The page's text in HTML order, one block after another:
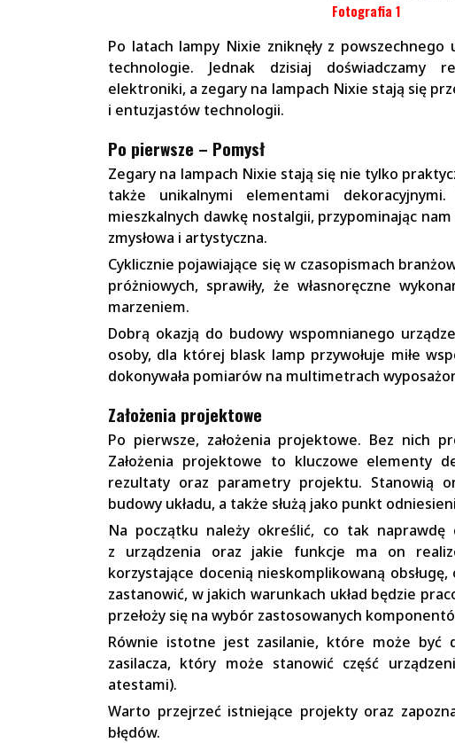
Fotografia 1
Po latach lampy Nixie zniknęły z
technologie. Jednak dzisiaj doświadczamy
elektroniki, a zegary na lampach Nixie stają się
i entuzjastów technologii.
Po pierwsze – Pomysł
Zegary na lampach Nixie stają się nie tylko
także unikalnymi elementami
mieszkalnych dawkę nostalgii, przypominając
zmysłowa i artystyczna.
Cyklicznie pojawiające się w czasopismach
próżniowych, sprawiły, że własnoręczne
marzeniem.
Dobrą okazją do budowy wspomnianego
osoby, dla której blask lamp przywołuje miłe
dokonywała pomiarów na multimetrach
Założenia projektowe
Po pierwsze, założenia projektowe. Bez nich
Założenia projektowe to kluczowe elementy
rezultaty oraz parametry projektu. Stanowią
budowy układu, a także służą jako punkt
Na początku należy określić, co tak naprawdę
z urządzenia oraz jakie funkcje ma on
korzystające docenią nieskomplikowaną
zastanowić, w jakich warunkach układ będzie
przełoży się na wybór zastosowanych
Równie istotne jest zasilanie, które może być
zasilacza, który może stanowić część
atestami).
Warto przejrzeć istniejące projekty oraz
błędów.